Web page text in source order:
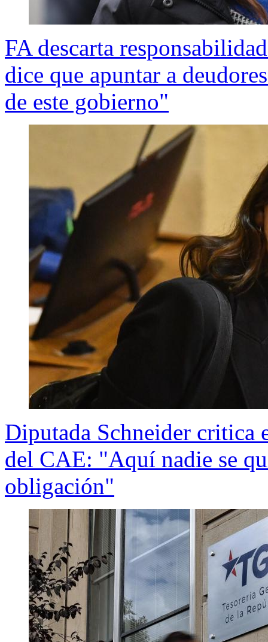
FA descarta
dice que apuntar a
de este gobierno"
Diputada Schneider critica
del CAE: "Aquí nadie se
obligación"